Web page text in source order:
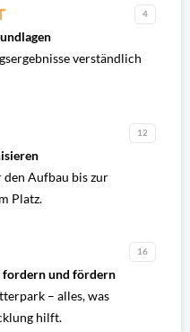
4
verständlich
12
den Aufbau bis zur
Platz.
16
fordern und fördern
– alles, was
hilft.